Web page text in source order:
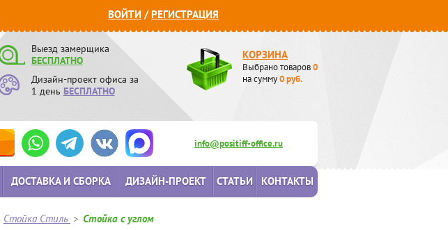
ВОЙТИ /РЕГИСТРАЦИЯ
Выезд замерщика
БЕСПЛАТНО
Дизайн-проект офиса за
1 день БЕСПЛАТНО
КОРЗИНА
Выбрано товаров0
на сумму0руб.
info@positiff-office.ru
ДОСТАВКА И СБОРКА ДИЗАЙН-ПРОЕКТ СТАТЬИ КОНТАКТЫ
Стойка Стиль > Стойка с углом